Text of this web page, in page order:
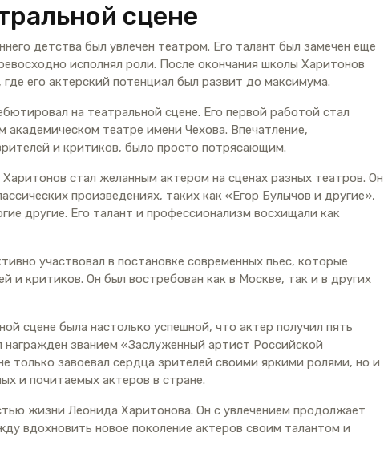
сцене
детства был увлечен театром. Его талант был замечен еще
исполнял роли. После окончания школы Харитонов
его актерский потенциал был развит до максимума.
на театральной сцене. Его первой работой стал
академическом театре имени Чехова. Впечатление,
и критиков, было просто потрясающим.
стал желанным актером на сценах разных театров. Он
произведениях, таких как «Егор Булычов и другие»,
другие. Его талант и профессионализм восхищали как
участвовал в постановке современных пьес, которые
и критиков. Он был востребован как в Москве, так и в других
сцене была настолько успешной, что актер получил пять
званием «Заслуженный артист Российской
только завоевал сердца зрителей своими яркими ролями, но и
и почитаемых актеров в стране.
жизни Леонида Харитонова. Он с увлечением продолжает
вдохновить новое поколение актеров своим талантом и